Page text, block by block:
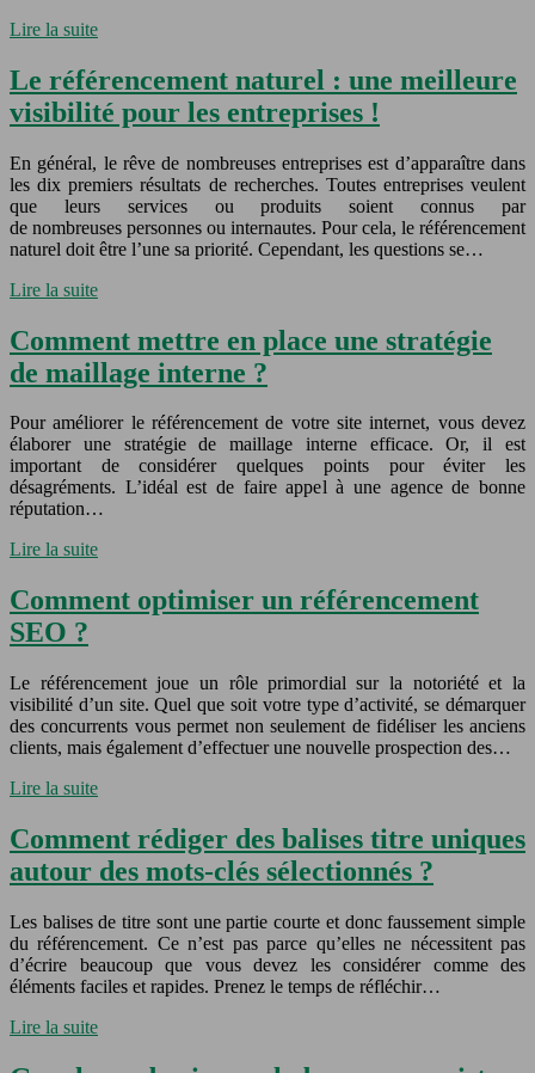
Lire la suite
Le référencement naturel : une meilleure
visibilité pour les entreprises !
En général, le rêve de nombreuses entreprises est d’apparaître dans
les dix premiers résultats de recherches. Toutes entreprises veulent
que leurs services ou produits soient connus par
de nombreuses personnes ou internautes. Pour cela, le référencement
naturel doit être l’une sa priorité. Cependant, les questions se…
Lire la suite
Comment mettre en place une stratégie
de maillage interne ?
Pour améliorer le référencement de votre site internet, vous devez
élaborer une stratégie de maillage interne efficace. Or, il est
important de considérer quelques points pour éviter les
désagréments. L’idéal est de faire appel à une agence de bonne
réputation…
Lire la suite
Comment optimiser un référencement
SEO ?
Le référencement joue un rôle primordial sur la notoriété et la
visibilité d’un site. Quel que soit votre type d’activité, se démarquer
des concurrents vous permet non seulement de fidéliser les anciens
clients, mais également d’effectuer une nouvelle prospection des…
Lire la suite
Comment rédiger des balises titre uniques
autour des mots-clés sélectionnés ?
Les balises de titre sont une partie courte et donc faussement simple
du référencement. Ce n’est pas parce qu’elles ne nécessitent pas
d’écrire beaucoup que vous devez les considérer comme des
éléments faciles et rapides. Prenez le temps de réfléchir…
Lire la suite